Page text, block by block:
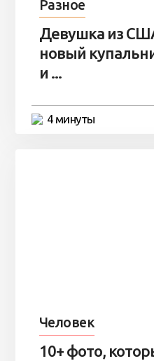
Разное
Девушка из
новый
и ...
4 минуты
Человек
10+ фото,